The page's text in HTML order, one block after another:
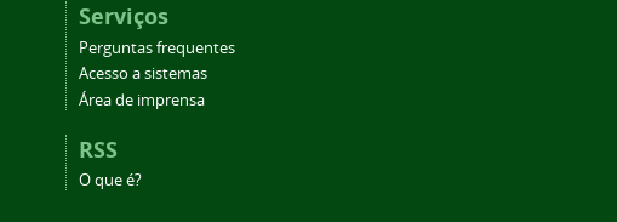
Serviços
Perguntas frequentes
Acesso a sistemas
Área de imprensa
RSS
O que é?